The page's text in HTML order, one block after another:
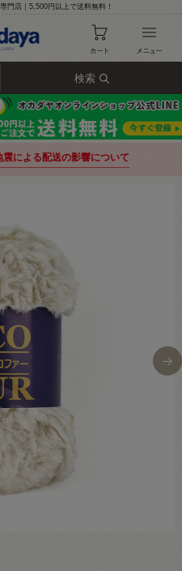
門店｜5,500円以上で送料無料！
検索
震による配送の影響について